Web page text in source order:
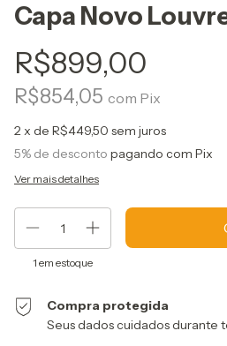
Capa Novo
R$899,00
R$854,05 com Pix
2x de R$449,50 sem juros
5% de desconto pagando com Pix
Ver mais detalhes
1 em estoque
Compra protegida
Seus dados cuidados durante